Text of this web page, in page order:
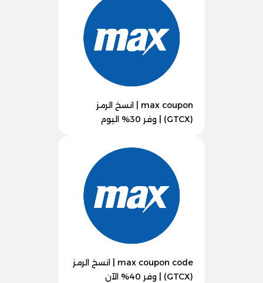
max coupon | انسخ الرمز
(GTCX) | وفر 30% اليوم
max coupon code | انسخ الرمز
(GTCX) | وفر 40% الآن